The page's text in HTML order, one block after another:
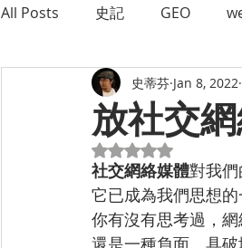
All Posts 史記 GEO
Brain Bouncy Stephen 史
Technology 網絡媒體
MetaVerse
放社交
史蒂芬 Jan 8, 2022
Rated NaN out of 5
社交網絡媒體對我們
它已成為我們思想
你有沒有思考過，
還是一種負面、具破